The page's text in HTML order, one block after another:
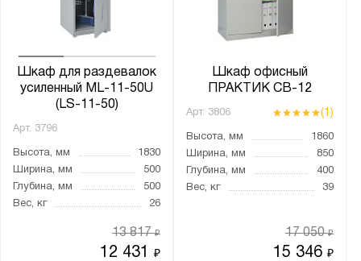
Шкаф для раздевалок
усиленный ML-11-50U
(LS-11-50)
Арт. 3796
Высота, мм
1830
Ширина, мм
500
Глубина, мм
500
Вес, кг
26
12 431₽
13 817₽
Шкаф офисный
ПРАКТИК СВ-12
Арт. 3806 (1)
Высота, мм
1860
Ширина, мм
850
Глубина, мм
400
Вес, кг
39
15 346₽
17 050₽
от до
3